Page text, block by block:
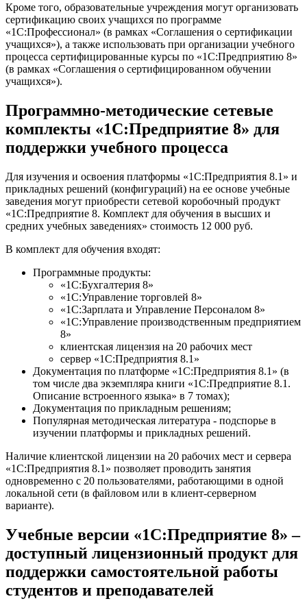
Кроме того, образовательные учреждения могут организовать
сертификацию своих учащихся по программе
«1С:Профессионал» (в рамках «Соглашения о сертификации
учащихся»), а также использовать при организации учебного
процесса сертифицированные курсы по «1С:Предприятию 8»
(в рамках «Соглашения о сертифицированном обучении
учащихся»).
Программно-методические сетевые
комплекты «1С:Предприятие 8» для
поддержки учебного процесса
Для изучения и освоения платформы «1С:Предприятия 8.1» и
прикладных решений (конфигураций) на ее основе учебные
заведения могут приобрести сетевой коробочный продукт
«1С:Предприятие 8. Комплект для обучения в высших и
средних учебных заведениях» стоимость 12 000 руб.
В комплект для обучения входят:
Программные продукты:
«1С:Бухгалтерия 8»
«1С:Управление торговлей 8»
«1С:Зарплата и Управление Персоналом 8»
«1С:Управление производственным предприятием
8»
клиентская лицензия на 20 рабочих мест
сервер «1С:Предприятия 8.1»
Документация по платформе «1С:Предприятия 8.1» (в
том числе два экземпляра книги «1С:Предприятие 8.1.
Описание встроенного языка» в 7 томах);
Документация по прикладным решениям;
Популярная методическая литература - подспорье в
изучении платформы и прикладных решений.
Наличие клиентской лицензии на 20 рабочих мест и сервера
«1С:Предприятия 8.1» позволяет проводить занятия
одновременно с 20 пользователями, работающими в одной
локальной сети (в файловом или в клиент-серверном
варианте).
Учебные версии «1С:Предприятие 8» –
доступный лицензионный продукт для
поддержки самостоятельной работы
студентов и преподавателей